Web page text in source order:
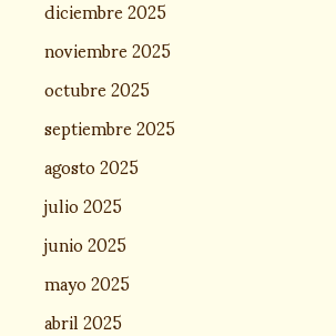
diciembre 2025
noviembre 2025
octubre 2025
septiembre 2025
agosto 2025
julio 2025
junio 2025
mayo 2025
abril 2025